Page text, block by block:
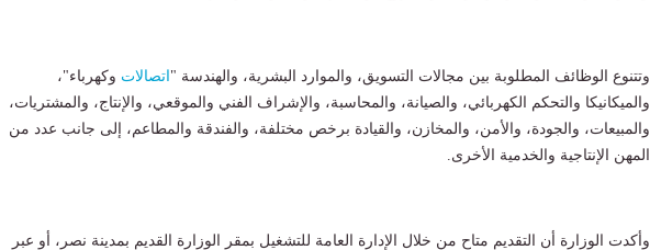
وتتنوع الوظائف المطلوبة بين مجالات التسويق، والموارد البشرية، والهندسة " اتصالات وكهرباء"،
والميكانيكا والتحكم الكهربائي، والصيانة، والمحاسبة، والإشراف الفني والموقعي، والإنتاج، والمشتريات،
والمبيعات، والجودة، والأمن، والمخازن، والقيادة برخص مختلفة، والفندقة والمطاعم، إلى جانب عدد من
المهن الإنتاجية والخدمية الأخرى.
وأكدت الوزارة أن التقديم متاح من خلال الإدارة العامة للتشغيل بمقر الوزارة القديم بمدينة نصر، أو عبر